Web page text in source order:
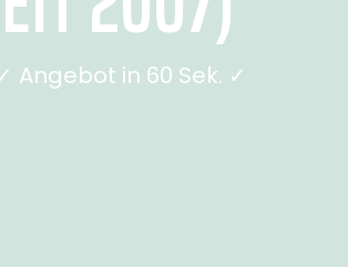
Angebot in 60 Sek. ✓